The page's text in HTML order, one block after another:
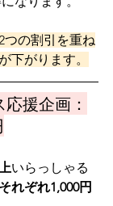
つの割引を重ね
下がります。
援企画：
いらっしゃる
れぞれ1,000円